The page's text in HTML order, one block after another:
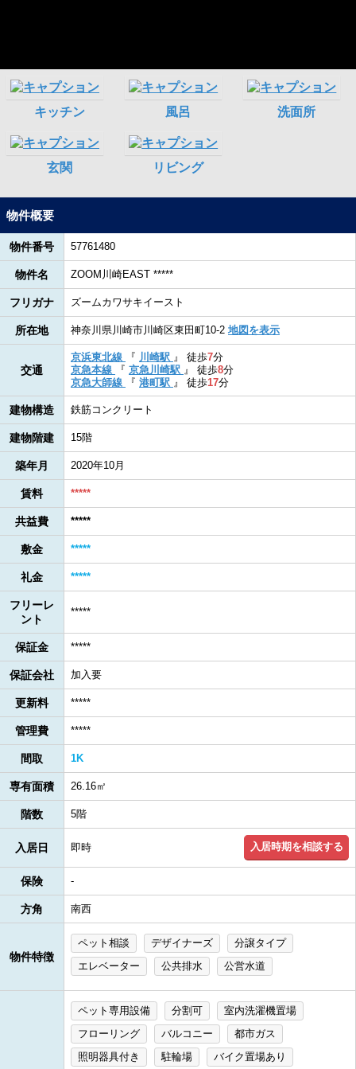
物件概要
物件番号 57761480
物件名 ZOOM川崎EAST *****
フリガナ ズームカワサキイースト
所在地 神奈川県川崎市川崎区東田町10-2 地図を表示
交通
京浜東北線 『 川崎駅 』 徒歩7分
京急本線
『 京急川崎駅 』 徒歩8分
京急大師線
『 港町駅 』 徒歩17分
建物構造 鉄筋コンクリート
建物階建 15階
築年月 2020年10月
賃料 *****
共益費 *****
敷金 *****
礼金 *****
フリーレ
ント
*****
保証金 *****
保証会社 加入要
更新料 *****
管理費 *****
間取 1K
専有面積 26.16㎡
階数 5階
入居日 即時 入居時期を相談する
保険 -
方角 南西
物件特徴
ペット相談 デザイナーズ
分譲タイプ
エレベーター
公共排水 公営水道
ペット専用設備 分割可
室内洗濯機置場
フローリング
バルコニー
都市ガス
照明器具付き
駐輪場 バイク置場あり